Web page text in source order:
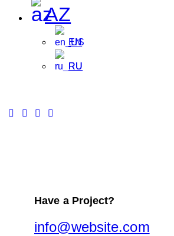
AZ
EN
RU
Have a Project?
info@website.com